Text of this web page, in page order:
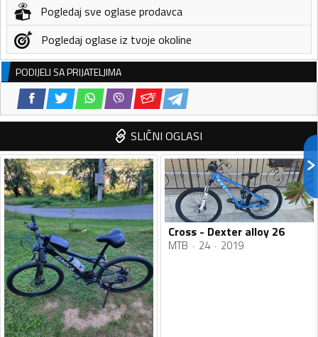
Pogledaj sve oglase prodavca
Pogledaj oglase iz tvoje okoline
PODIJELI SA PRIJATELJIMA
SLIČNI OGLASI
Cross - Dexter alloy 26
MTB 24 2019